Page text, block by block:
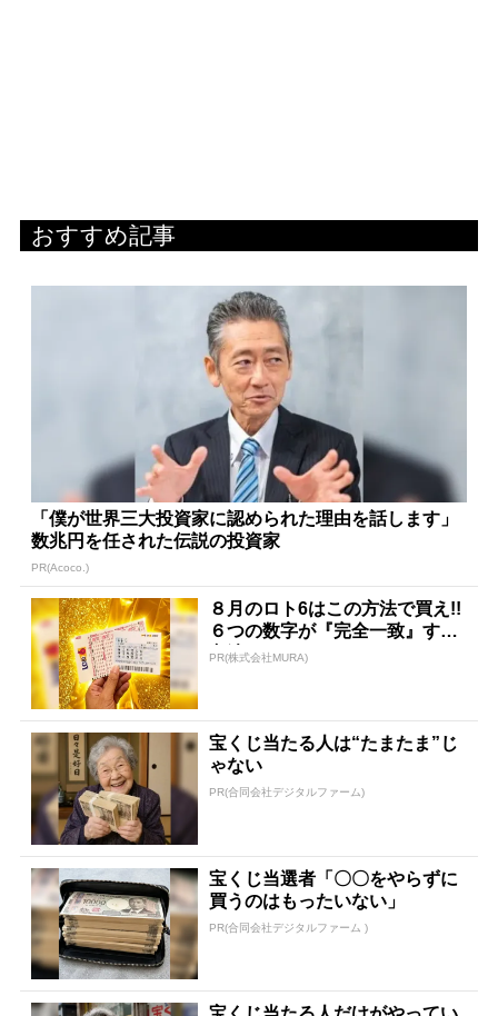
おすすめ記事
「僕が世界三大投資家に認められた理由を話します」
数兆円を任された伝説の投資家
PR(Acoco.)
８月のロト6はこの方法で買え!!
６つの数字が『完全一致』する
方法
PR(株式会社MURA)
宝くじ当たる人は“たまたま”じ
ゃない
PR(合同会社デジタルファーム)
宝くじ当選者「〇〇をやらずに
買うのはもったいない」
PR(合同会社デジタルファーム )